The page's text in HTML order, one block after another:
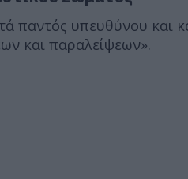
παντός υπευθύνου και
και παραλείψεων».